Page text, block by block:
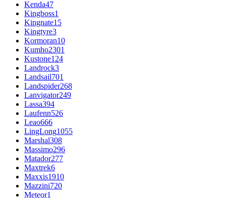
Kenda47
Kingboss1
Kingnate15
Kingtyre3
Kormoran10
Kumho2301
Kustone124
Landrock3
Landsail701
Landspider268
Lanvigator249
Lassa394
Laufenn526
Leao666
LingLong1055
Marshal308
Massimo296
Matador277
Maxtrek6
Maxxis1910
Mazzini720
Meteor1